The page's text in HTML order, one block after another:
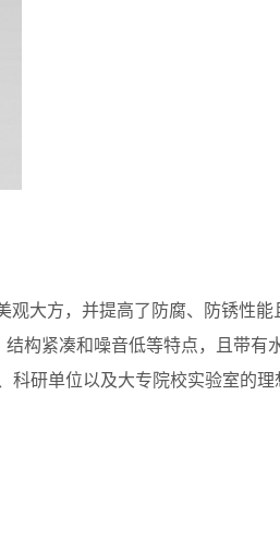
大方，并提高了防腐、防锈性能
构紧凑和噪音低等特点，且带有
研单位以及大专院校实验室的理